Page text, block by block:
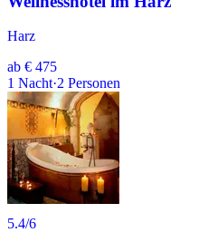
Harz
ab € 475
1 Nacht·2 Personen
5.4/6